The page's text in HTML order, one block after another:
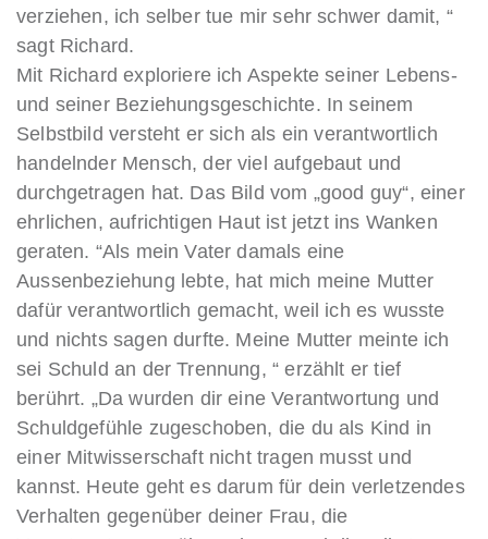
verziehen, ich selber tue mir sehr schwer damit, “
sagt Richard.
Mit Richard exploriere ich Aspekte seiner Lebens-
und seiner Beziehungsgeschichte. In seinem
Selbstbild versteht er sich als ein verantwortlich
handelnder Mensch, der viel aufgebaut und
durchgetragen hat. Das Bild vom „good guy“, einer
ehrlichen, aufrichtigen Haut ist jetzt ins Wanken
geraten. “Als mein Vater damals eine
Aussenbeziehung lebte, hat mich meine Mutter
dafür verantwortlich gemacht, weil ich es wusste
und nichts sagen durfte. Meine Mutter meinte ich
sei Schuld an der Trennung, “ erzählt er tief
berührt. „Da wurden dir eine Verantwortung und
Schuldgefühle zugeschoben, die du als Kind in
einer Mitwisserschaft nicht tragen musst und
kannst. Heute geht es darum für dein verletzendes
Verhalten gegenüber deiner Frau, die